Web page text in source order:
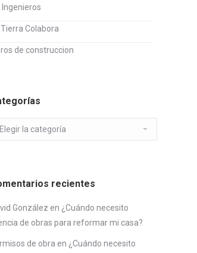
Ingenieros
Tierra Colabora
de construccion
recientes
González en ¿Cuándo necesito
de obras para reformar mi casa?
de obra en ¿Cuándo necesito